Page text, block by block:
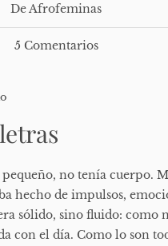
De Afrofeminas
5 Comentarios
pequeño, no tenía cuerpo.
hecho de impulsos,
sólido, sino fluido: como
con el día. Como lo son